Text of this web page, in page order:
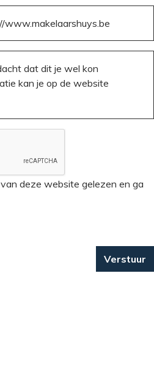
van deze website gelezen en ga
Verstuur